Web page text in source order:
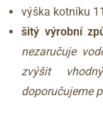
výška kotníku
šitý výrobní
nezaručuje
zvýšit
doporučujeme